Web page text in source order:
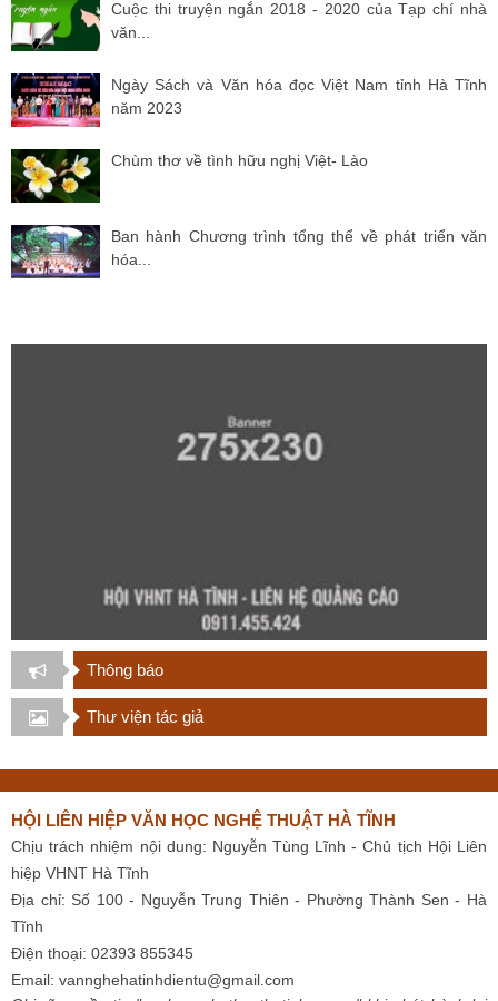
Cuộc thi truyện ngắn 2018 - 2020 của Tạp chí nhà
văn...
Ngày Sách và Văn hóa đọc Việt Nam tỉnh Hà Tĩnh
năm 2023
Chùm thơ về tình hữu nghị Việt- Lào
Ban hành Chương trình tổng thể về phát triển văn
hóa...
Thông báo
Thư viện tác giả
HỘI LIÊN HIỆP VĂN HỌC NGHỆ THUẬT HÀ TĨNH
Chịu trách nhiệm nội dung: Nguyễn Tùng Lĩnh - Chủ tịch Hội Liên
hiệp VHNT Hà Tĩnh
Địa chỉ: Số 100 - Nguyễn Trung Thiên - Phường Thành Sen - Hà
Tĩnh
Điện thoại: 02393 855345
Email: vannghehatinhdientu@gmail.com